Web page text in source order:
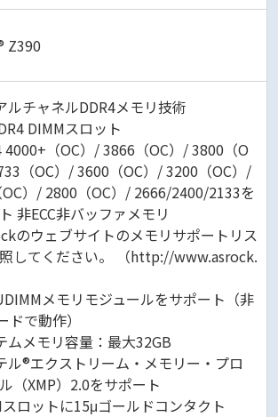
Z390
ルチャネルDDR4メモリ技術
DIMMスロット
4000+（OC）/ 3866（OC）/ 3800（O
（OC）/ 3600（OC）/ 3200（OC）/
）/ 2800（OC）/ 2666/2400/2133を
非ECC非バッファメモリ
のウェブサイトのメモリサポートリス
してください。 （http://www.asrock.
メモリモジュールをサポート（非
ドで動作）
ムメモリ容量：最大32GB
ル®エクストリーム・メモリー・プロ
（XMP）2.0をサポート
ロットに15μゴールドコンタクト